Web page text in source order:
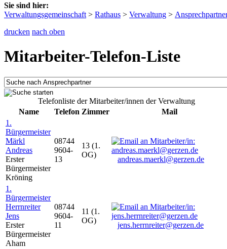
Sie sind hier:
Verwaltungsgemeinschaft > Rathaus > Verwaltung >
drucken nach oben
Mitarbeiter-Telefon-Liste
Telefonliste der Mitarbeiter/innen der Verwaltung
Name
Telefon Zimmer
Mail
1.
Bürgermeister
Märkl
Andreas
Erster
Bürgermeister
Kröning
08744
9604-
13
13 (1.
OG)
andreas.maerkl@gerzen.de
1.
Bürgermeister
Herrnreiter
Jens
Erster
Bürgermeister
Aham
08744
9604-
11
11 (1.
OG)
jens.herrnreiter@gerzen.de